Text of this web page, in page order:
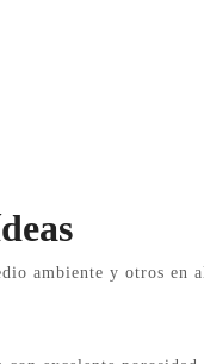
ambiente y otros en